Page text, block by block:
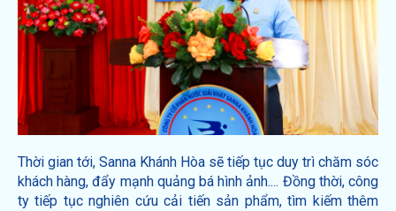
Thời gian tới, Sanna Khánh Hòa sẽ tiếp tục duy trì chăm sóc
khách hàng, đẩy mạnh quảng bá hình ảnh.... Đồng thời, công
ty tiếp tục nghiên cứu cải tiến sản phẩm, tìm kiếm thêm